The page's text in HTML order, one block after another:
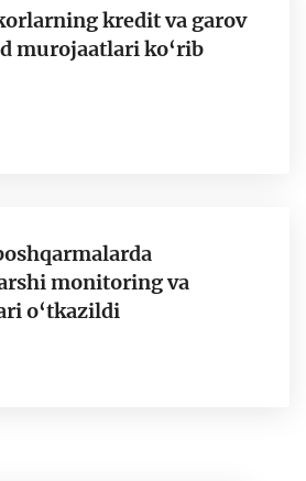
kredit va garov
murojaatlari ko‘rib
monitoring va
o‘tkazildi